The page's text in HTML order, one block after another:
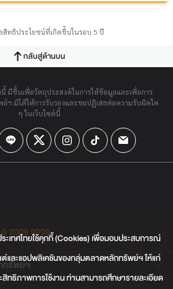
สิทธิประโยชน์ที่เกิดขึ้นในรอบ 5 ปี
กลับสู่ด้านบน
มีขึ้นเพื่อวัตถุประสงค์ในการให้ข้อมูลและเพื่อการ
ฯ มิได้ให้การรับรองและขอปฏิเสธต่อความรับผิดใด
ๆ ในเว็บไซต์นี้
0 2009 9999
ทรัพย์ฯ
เทศไทยใช้คุกกี้ (Cookies) เพื่อมอบประสบการณ์
ต์และแอปพลิเคชันของกลุ่มตลาดหลักทรัพย์ฯ ให้แก่
ทธิภาพการใช้งาน ท่านสามารถศึกษารายละเอียด